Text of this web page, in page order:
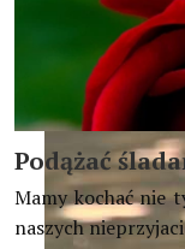
Podążać
Mamy kochać nie
naszych